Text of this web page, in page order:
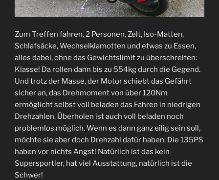
Zum Treffen fahren, 2 Personen, Zelt, Iso-Matten,
Schlafsäcke, Wechselklamotten und etwas zu Essen,
alles dabei, ohne das Gewichtslimit zu überschreiten:
Klasse! Da rollen dann bis zu 554kg durch die Gegend.
Und trotz der Masse, der Motor schiebt das Gefährt
sicher an, das Drehmoment von über 120Nm
ermöglicht selbst voll beladen das Fahren in niedrigen
Drehzahlen. Überholen ist auch voll beladen noch
problemlos möglich. Wenn es dann ganz eilig sein soll,
möchte sie aber doch Drehzahl dafür haben. Die 135PS
haben vor nichts Angst! Natürlich ist das kein
Supersportler, hat viel Ausstattung, natürlich ist die
Schwer!